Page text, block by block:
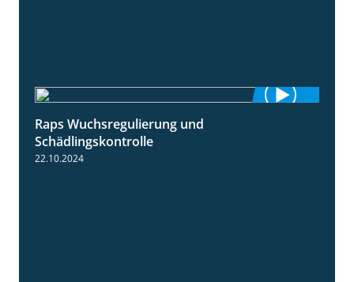
Raps Wuchsregulierung und
Schädlingskontrolle
22.10.2024